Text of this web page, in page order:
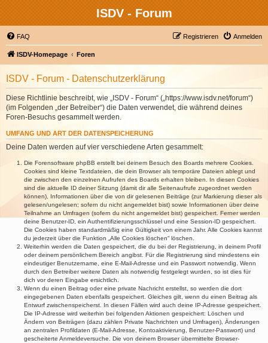
ISDV - Forum
FAQ Anmelden
Registrieren
ISDV-Homepage Foren
ISDV - Forum - Datenschutzerklärung
Diese Richtlinie beschreibt, wie „ISDV - Forum“ („https://www.isdv.net/forum“)
(im Folgenden „der Betreiber“) die Daten verwendet, die während deines
Foren-Besuchs gesammelt werden.
UMFANG UND ART DER DATENSPEICHERUNG
Deine Daten werden auf vier verschiedene Arten gesammelt:
Die Forensoftware phpBB erstellt bei deinem Besuch des Boards mehrere Cookies.
Cookies sind kleine Textdateien, die dein Browser als temporäre Dateien ablegt und
die zwischen den einzelnen Aufrufen des Boards erhalten bleiben. In diesen Cookies
sind die aktuelle ID deiner Sitzung (damit dir alle Seitenaufrufe zugeordnet werden
können), Informationen über die von dir gelesenen Beiträge (zur Markierung dieser als
gelesen/ungelesen; sofern du nicht angemeldet bist) sowie Informationen über deine
Teilnahme an Umfragen (sofern du nicht angemeldet bist) gespeichert. Ferner werden
deine Benutzer-ID, ein Authentifizierungsschlüssel und eine Session-ID gespeichert.
Die Cookies haben standardmäßig eine Gültigkeit von einem Jahr. Alle Cookies kannst
du jederzeit über die Funktion „Alle Cookies löschen“ löschen.
Weiterhin werden die Daten gespeichert, die du bei der Registrierung, in deinem Profil
oder deinem persönlichem Bereich angibst. Für die Registrierung sind mindestens ein
eindeutiger Benutzername, eine E-Mail-Adresse und ein Passwort notwendig. Wenn
durch den Betreiber weitere Daten als notwendig festgelegt wurden, so ist dies für
dich vor deren Eingabe ersichtlich.
Wenn du einen Beitrag oder eine private Nachricht erstellst, so werden die dort
eingegebenen Daten ebenfalls gespeichert. Gleiches gilt, wenn du einen Beitrag als
Entwurf zwischenspeicherst. In diesen Fällen wird auch deine IP-Adresse gespeichert.
Die IP-Adresse wird weiterhin bei folgenden Aktionen gespeichert: Löschen und
Ändern von Beiträgen (dazu zählen Private Nachrichten und Umfragen), Änderungen
an zentralen Profildaten (E-Mail-Adresse, Kontoaktivierung, Benutzer-Passwort) und
gescheiterte Anmeldeversuche. Die von deinem Browser übermittelte Browser-